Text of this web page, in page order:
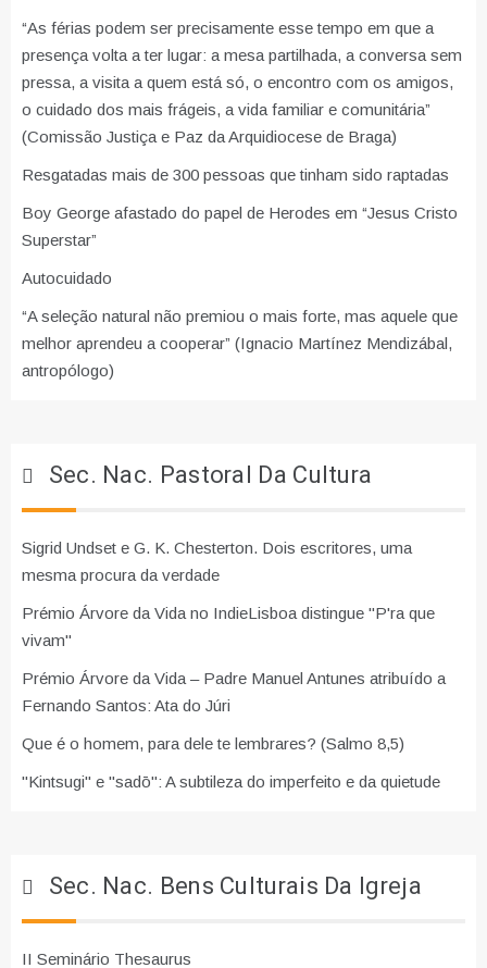
“As férias podem ser precisamente esse tempo em que a
presença volta a ter lugar: a mesa partilhada, a conversa sem
pressa, a visita a quem está só, o encontro com os amigos,
o cuidado dos mais frágeis, a vida familiar e comunitária”
(Comissão Justiça e Paz da Arquidiocese de Braga)
Resgatadas mais de 300 pessoas que tinham sido raptadas
Boy George afastado do papel de Herodes em “Jesus Cristo
Superstar”
Autocuidado
“A seleção natural não premiou o mais forte, mas aquele que
melhor aprendeu a cooperar” (Ignacio Martínez Mendizábal,
antropólogo)
Sec. Nac. Pastoral Da Cultura
Sigrid Undset e G. K. Chesterton. Dois escritores, uma
mesma procura da verdade
Prémio Árvore da Vida no IndieLisboa distingue "P'ra que
vivam"
Prémio Árvore da Vida – Padre Manuel Antunes atribuído a
Fernando Santos: Ata do Júri
Que é o homem, para dele te lembrares? (Salmo 8,5)
"Kintsugi" e "sadō": A subtileza do imperfeito e da quietude
Sec. Nac. Bens Culturais Da Igreja
II Seminário Thesaurus